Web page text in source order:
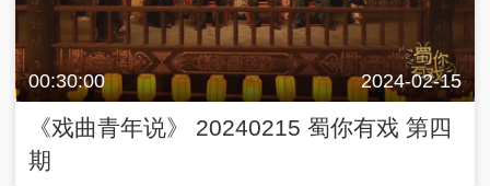
00:30:00 2024-02-15
《戏曲青年说》 20240215 蜀你有戏 第四
期